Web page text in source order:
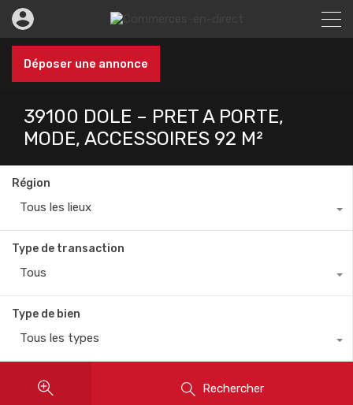
Déposer une annonce
39100 DOLE – PRET A PORTE,
MODE, ACCESSOIRES 92 M²
Région
Tous les lieux
Type de transaction
Tous
Type de bien
Tous les types
Rechercher